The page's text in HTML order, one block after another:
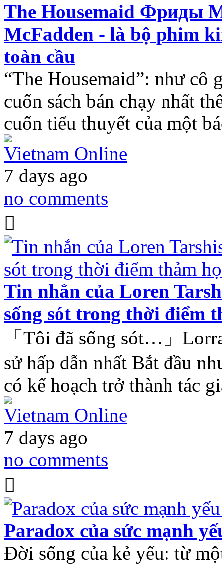
The Housemaid Фриды
McFadden - là bộ phim
toàn cầu
“The Housemaid”: như cô
cuốn sách bán chạy nhất
cuốn tiểu thuyết của một
Vietnam Online
7 days ago
no comments
Tin nhắn của Loren
sống sót trong thời điểm
「Tôi đã sống sót…」
sử hấp dẫn nhất Bắt đầu
có kế hoạch trở thành tác
Vietnam Online
7 days ago
no comments
Paradox của sức mạnh
Đời sống của kẻ yếu: từ